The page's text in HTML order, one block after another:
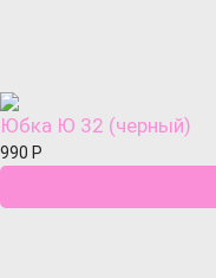
Юбка Ю 32 (черный)
990 Р